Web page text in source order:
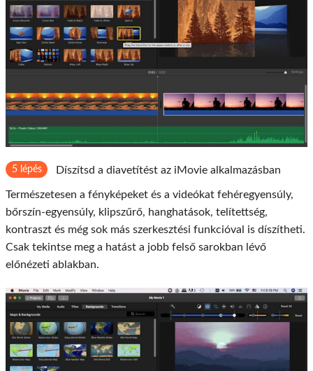
5 lépés Díszítsd a diavetítést az iMovie alkalmazásban
Természetesen a fényképeket és a videókat fehéregyensúly,
bőrszín-egyensúly, klipszűrő, hanghatások, telítettség,
kontraszt és még sok más szerkesztési funkcióval is díszítheti.
Csak tekintse meg a hatást a jobb felső sarokban lévő
előnézeti ablakban.